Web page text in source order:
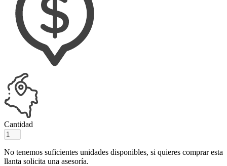
Cantidad
No tenemos suficientes unidades disponibles, si quieres comprar esta
llanta solicita una asesoría.